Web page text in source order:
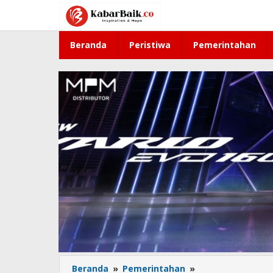
konten
Beranda Peristiwa Pemerintahan
Beranda » Pemerintahan »